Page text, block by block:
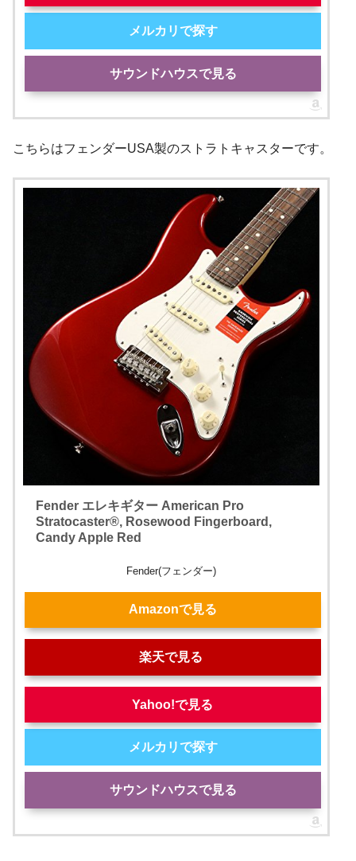
メルカリで探す
サウンドハウスで見る
こちらはフェンダーUSA製のストラトキャスターです。
Fender エレキギター American Pro
Stratocaster®, Rosewood Fingerboard,
Candy Apple Red
Fender(フェンダー)
Amazonで見る
楽天で見る
Yahoo!で見る
メルカリで探す
サウンドハウスで見る